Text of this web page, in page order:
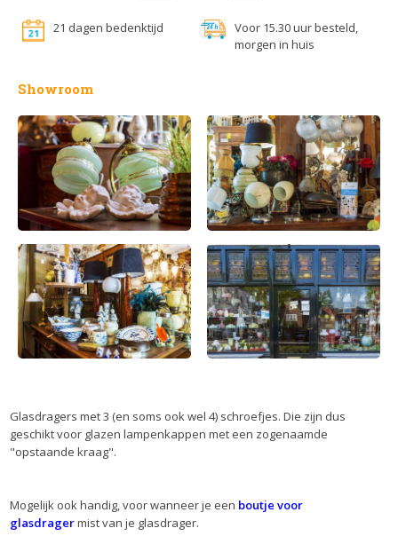
21 dagen bedenktijd
Voor 15.30 uur besteld,
morgen in huis
Showroom
Glasdragers met 3 (en soms ook wel 4) schroefjes. Die zijn dus
geschikt voor glazen lampenkappen met een zogenaamde
"opstaande kraag".
Mogelijk ook handig, voor wanneer je een boutje voor
glasdragermist van je glasdrager.